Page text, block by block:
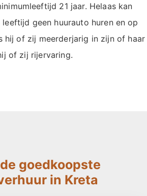
21 jaar. Helaas kan
geen huurauto huren en op
hij of zij meerderjarig in zijn of haar
of zij rijervaring.
goedkoopste
in Kreta